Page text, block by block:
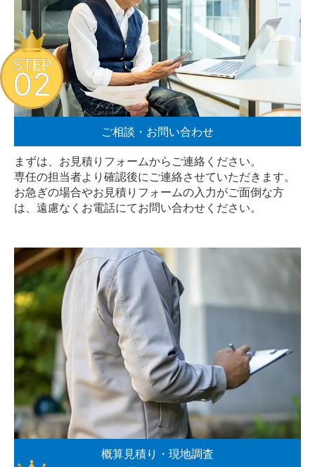
ご相談・お問い合わせ
まずは、お見積りフォームからご連絡ください。
専任の担当者より確認後にご連絡させていただきます。
お急ぎの場合やお見積りフォームの入力がご面倒な方
は、遠慮なく お電話にてお問い合わせください。
STEP
02
概算見積り・現地調査